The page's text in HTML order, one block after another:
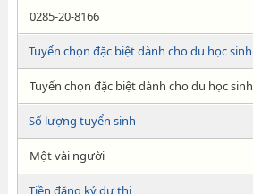
0285-20-8166
Tuyển chọn đặc biệt dành cho du học sinh
Tuyển chọn đặc biệt dành cho du học sinh
Số lượng tuyển sinh
Một vài người
Tiền đăng ký dự thi